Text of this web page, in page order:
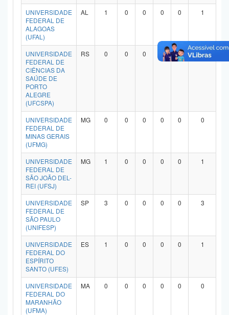
UNIVERSIDADE
FEDERAL DE
ALAGOAS
(UFAL)
AL 1 0 0 0 0 1
UNIVERSIDADE
FEDERAL DE
CIÊNCIAS DA
SAÚDE DE
PORTO
ALEGRE
(UFCSPA)
RS 0 0 0 0 0 0
UNIVERSIDADE
FEDERAL DE
MINAS GERAIS
(UFMG)
MG 0 0 0 0 0 0
UNIVERSIDADE
FEDERAL DE
SÃO JOÃO DEL-
REI (UFSJ)
MG 1 0 0 0 0 1
UNIVERSIDADE
FEDERAL DE
SÃO PAULO
(UNIFESP)
SP 3 0 0 0 0 3
UNIVERSIDADE
FEDERAL DO
ESPÍRITO
SANTO (UFES)
ES 1 0 0 0 0 1
UNIVERSIDADE
FEDERAL DO
MARANHÃO
(UFMA)
MA 0 0 0 0 0 0